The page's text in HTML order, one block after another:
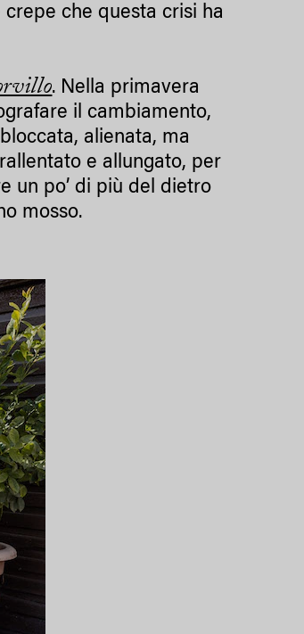
che questa crisi ha
. Nella primavera
il cambiamento,
alienata, ma
e allungato, per
un po’ di più del dietro
mosso.